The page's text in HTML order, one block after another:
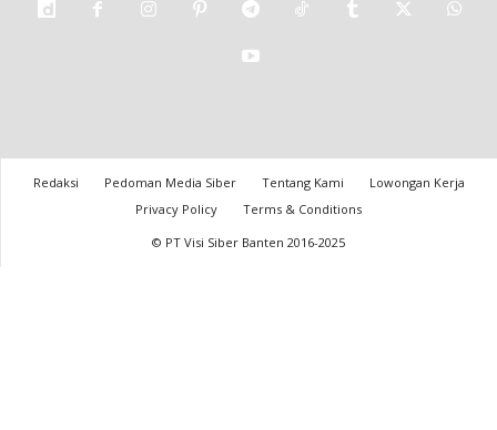
Redaksi Pedoman Media Siber Tentang Kami
Lowongan Kerja
Privacy Policy
Terms & Conditions
© PT Visi Siber Banten 2016-2025